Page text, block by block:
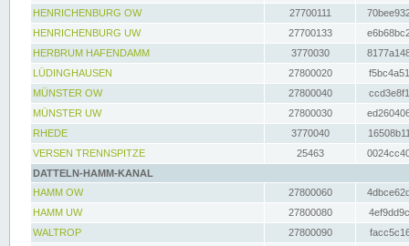
HENRICHENBURG OW
27700111
HENRICHENBURG UW
27700133
HERBRUM HAFENDAMM
3770030
LÜDINGHAUSEN
27800020
MÜNSTER OW
27800040
MÜNSTER UW
27800030
RHEDE
3770040
VERSEN TRENNSPITZE
25463
DATTELN-HAMM-KANAL
HAMM OW
27800060
HAMM UW
27800080
WALTROP
27800090